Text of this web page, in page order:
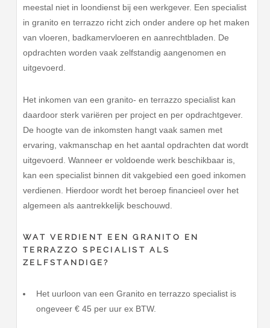
meestal niet in loondienst bij een werkgever. Een specialist
in granito en terrazzo richt zich onder andere op het maken
van vloeren, badkamervloeren en aanrechtbladen. De
opdrachten worden vaak zelfstandig aangenomen en
uitgevoerd.
Het inkomen van een granito- en terrazzo specialist kan
daardoor sterk variëren per project en per opdrachtgever.
De hoogte van de inkomsten hangt vaak samen met
ervaring, vakmanschap en het aantal opdrachten dat wordt
uitgevoerd. Wanneer er voldoende werk beschikbaar is,
kan een specialist binnen dit vakgebied een goed inkomen
verdienen. Hierdoor wordt het beroep financieel over het
algemeen als aantrekkelijk beschouwd.
WAT VERDIENT EEN GRANITO EN
TERRAZZO SPECIALIST ALS
ZELFSTANDIGE?
Het uurloon van een Granito en terrazzo specialist is
ongeveer € 45 per uur ex BTW.